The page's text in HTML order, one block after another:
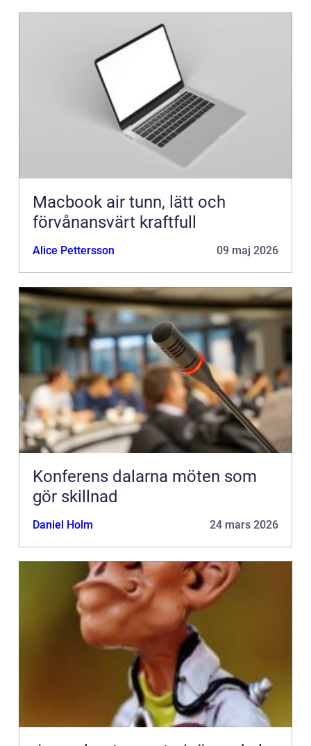
Macbook air tunn, lätt och
förvånansvärt kraftfull
Alice Pettersson 09 maj 2026
Konferens dalarna möten som
gör skillnad
Daniel Holm 24 mars 2026